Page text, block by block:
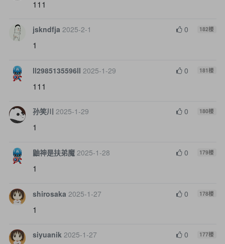
111
jskndfja 2025-2-1 0 182楼
1
ll2985135596ll 2025-1-29 0 181楼
111
孙笑川 2025-1-29 0 180楼
1
鼬神是扶弟魔 2025-1-28 0 179楼
1
shirosaka 2025-1-27 0 178楼
1
siyuanik 2025-1-27 0 177楼